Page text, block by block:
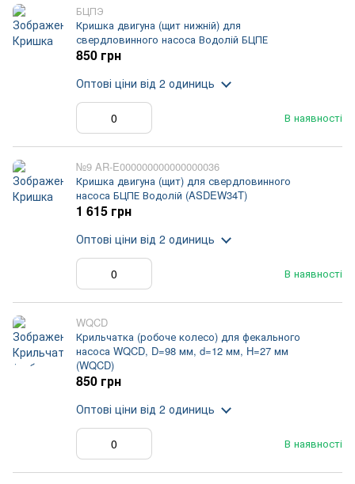
БЦПЭ
Кришка двигуна (щит нижній) для
свердловинного насоса Водолій БЦПЕ
В наявності
850 грн
Оптові ціни від 2 одиниць
№9 AR-E000000000000000036
Кришка двигуна (щит) для свердловинного
насоса БЦПЕ Водолій (ASDEW34T)
В наявності
1 615 грн
Оптові ціни від 2 одиниць
WQCD
Крильчатка (робоче колесо) для фекального
насоса WQCD, D=98 мм, d=12 мм, H=27 мм
(WQCD)
В наявності
850 грн
Оптові ціни від 2 одиниць